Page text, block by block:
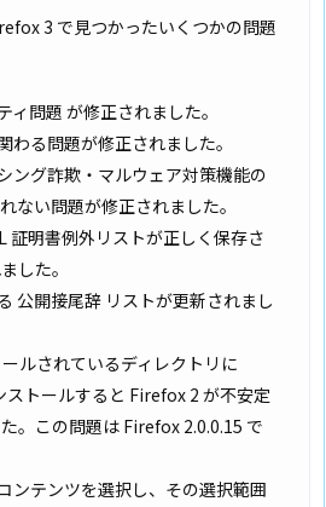
3 で見つかったいくつかの問題
問題 が修正されました。
わる問題が修正されました。
ング詐欺・マルウェア対策機能の
ない問題が修正されました。
証明書例外リストが正しく保存さ
した。
公開接尾辞 リストが更新されまし
ルされているディレクトリに
トールすると Firefox 2 が不安定
。この問題は Firefox 2.0.0.15 で
ンテンツを選択し、その選択範囲